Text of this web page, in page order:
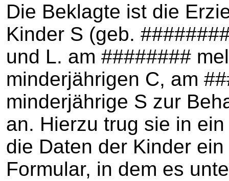
Die Beklagte ist die
Kinder S (geb.
und L. am ########
minderjährigen C, am
minderjährige S zur
an. Hierzu trug sie in
die Daten der Kinder
Formular, in dem es